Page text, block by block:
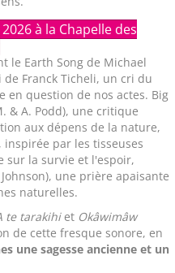
à la Chapelle des
le Earth Song de Michael
de Franck Ticheli, un cri du
question de nos actes. Big
& A. Podd), une critique
aux dépens de la nature,
inspirée par les tisseuses
sur la survie et l'espoir,
Johnson), une prière apaisante
naturelles.
te tarakihiet Okâwimâw
de cette fresque sonore, en
une sagesse ancienne et un